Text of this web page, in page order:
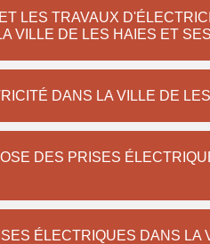
LES TRAVAUX
VILLE DE LES HAIES ET
DANS LA VILLE DE
DES PRISES
ÉLECTRIQUES DANS LA